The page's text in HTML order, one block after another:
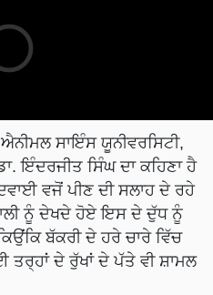
ਇੰਦਰਜੀਤ ਸਿੰਘ ਦਾ ਕਹਿਣਾ ਹੈ
ਵਜੋਂ ਪੀਣ ਦੀ ਸਲਾਹ ਦੇ ਰਹੇ
ਨੂੰ ਦੇਖਦੇ ਹੋਏ ਇਸ ਦੇ ਦੁੱਧ ਨੂੰ
ਬੱਕਰੀ ਦੇ ਹਰੇ ਚਾਰੇ ਵਿੱਚ
ਦੇ ਰੁੱਖਾਂ ਦੇ ਪੱਤੇ ਵੀ ਸ਼ਾਮਲ